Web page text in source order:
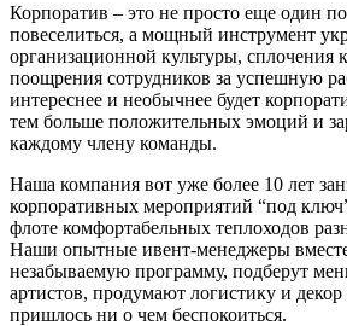
Корпоратив – это не просто еще один
повеселиться, а мощный инструмент
организационной культуры, сплочения
поощрения сотрудников за успешную
интереснее и необычнее будет
тем больше положительных эмоций и
каждому члену команды.
Наша компания вот уже более 10 лет
корпоративных мероприятий “под
флоте комфортабельных теплоходов
Наши опытные ивент-менеджеры
незабываемую программу, подберут
артистов, продумают логистику и
пришлось ни о чем беспокоиться.